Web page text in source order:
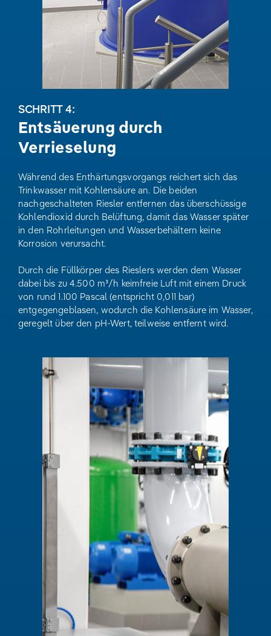
SCHRITT 4:
Entsäuerung durch
Verrieselung
Während des Enthärtungsvorgangs reichert sich das
Trinkwasser mit Kohlensäure an. Die beiden
nachgeschalteten Riesler entfernen das überschüssige
Kohlendioxid durch Belüftung, damit das Wasser später
in den Rohrleitungen und Wasserbehältern keine
Korrosion verursacht.
Durch die Füllkörper des Rieslers werden dem Wasser
dabei bis zu 4.500 m³/h keimfreie Luft mit einem Druck
von rund 1.100 Pascal (entspricht 0,011 bar)
entgegengeblasen, wodurch die Kohlensäure im Wasser,
geregelt über den pH-Wert, teilweise entfernt wird.